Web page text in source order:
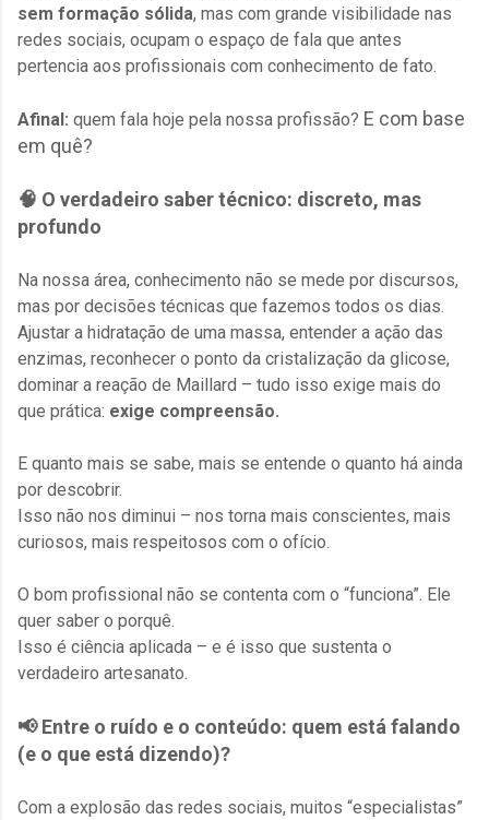
sem formação sólida, mas com grande visibilidade nas
redes sociais, ocupam o espaço de fala que antes
pertencia aos profissionais com conhecimento de fato.
Afinal: quem fala hoje pela nossa profissão? E com base
em quê?
🧠 O verdadeiro saber técnico: discreto, mas
profundo
Na nossa área, conhecimento não se mede por discursos,
mas por decisões técnicas que fazemos todos os dias.
Ajustar a hidratação de uma massa, entender a ação das
enzimas, reconhecer o ponto da cristalização da glicose,
dominar a reação de Maillard – tudo isso exige mais do
que prática: exige compreensão.
E quanto mais se sabe, mais se entende o quanto há ainda
por descobrir.
Isso não nos diminui – nos torna mais conscientes, mais
curiosos, mais respeitosos com o ofício.
O bom profissional não se contenta com o “funciona”. Ele
quer saber o porquê.
Isso é ciência aplicada – e é isso que sustenta o
verdadeiro artesanato.
📢 Entre o ruído e o conteúdo: quem está falando
(e o que está dizendo)?
Com a explosão das redes sociais, muitos “especialistas”